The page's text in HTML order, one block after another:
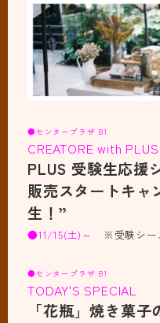
●センタープラザ B1
CREATORE with
PLUS 受験生応援
販売スタートキャ
生！”
●11/15(土)～ ※受験シー
●センタープラザ B1
TODAY'S SPECIAL
「花瓶」焼き菓子